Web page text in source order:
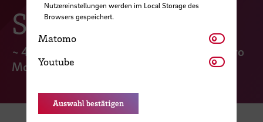
Security
~ 400 geblockte Virenangriffe per E-Mail pro
Monat
Nutzereinstellungen werden im Local Storage des
Browsers gespeichert.
Matomo Matomo
Youtube Youtube
Auswahl bestätigen